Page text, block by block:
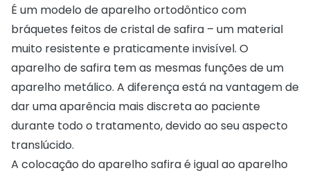
É um modelo de aparelho ortodôntico com
bráquetes feitos de cristal de safira – um material
muito resistente e praticamente invisível. O
aparelho de safira tem as mesmas funções de um
aparelho metálico. A diferença está na vantagem de
dar uma aparência mais discreta ao paciente
durante todo o tratamento, devido ao seu aspecto
translúcido.
A colocação do aparelho safira é igual ao aparelho